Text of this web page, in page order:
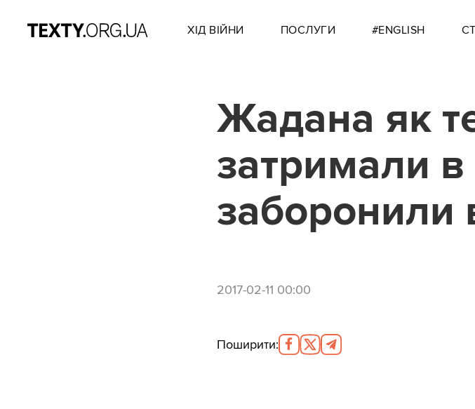
ХІД ВІЙНИ ПОСЛУГИ #ENGLISH
Жадана як
затримали в
заборонили
2017-02-11 00:00
Поширити: